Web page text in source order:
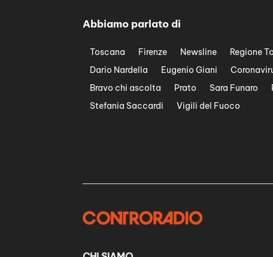
Abbiamo parlato di
Toscana Firenze Newsline Regione
Dario Nardella
Eugenio Giani
Bravo chi ascolta
Prato Sara Funaro
Stefania Saccardi
Vigili del Fuoco